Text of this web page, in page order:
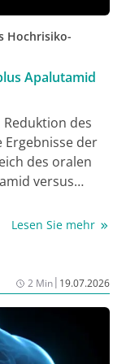
Ehepartnern.
(CDU) wird
Hochrisiko-
Apalutamid
des
Ergebnisse der
des oralen
versus
Lesen Sie mehr
2 Min| 19.07.2026